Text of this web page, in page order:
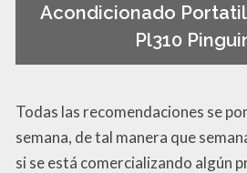
Acondicionado
Pl310
Todas las recomendaciones se
semana, de tal manera que
si se está comercializando algún